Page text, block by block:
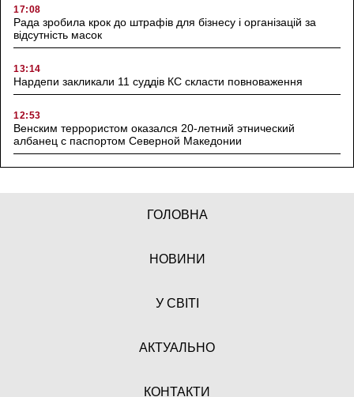
17:08
Рада зробила крок до штрафів для бізнесу і організацій за
відсутність масок
13:14
Нардепи закликали 11 суддів КС скласти повноваження
12:53
Венским террористом оказался 20-летний этнический
албанец с паспортом Северной Македонии
ГОЛОВНА
НОВИНИ
У СВІТІ
АКТУАЛЬНО
КОНТАКТИ